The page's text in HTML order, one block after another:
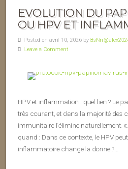
EVOLUTION DU
OU HPV ET
Posted on avril 10, 2026 by
Leave a Comment
HPV et inflammation : quel lien ? Le
très courant, et dans la majorité des
immunitaire l’élimine naturellement.
quand : Dans ce contexte, le HPV
inflammatoire change la donne ?…